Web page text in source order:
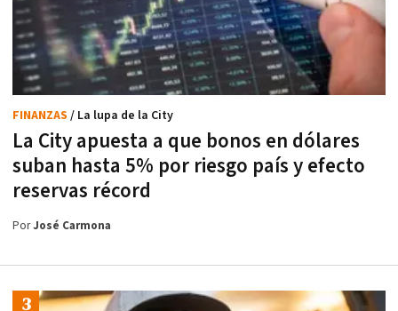
La City apuesta a que bonos en dólares
suban hasta 5% por riesgo país y efecto
reservas récord
FINANZAS / La lupa de la City
PorJosé Carmona